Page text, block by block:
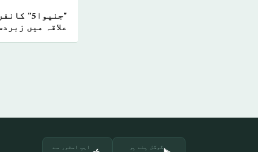
علاقہ میں
گوگل پلے پر ایپ اسٹور سے